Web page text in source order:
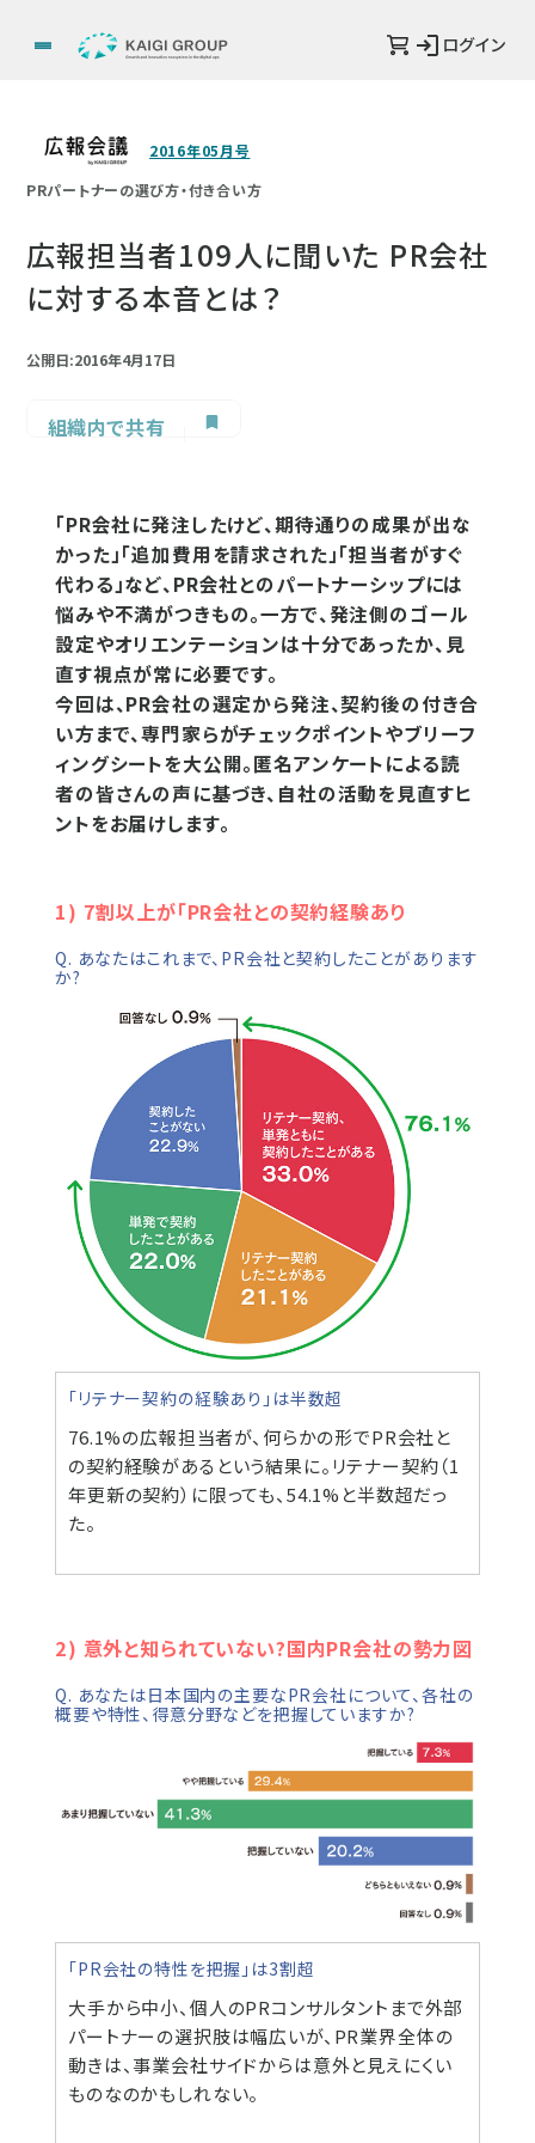
ログイン
2016年05月号
PRパートナーの選び方・付き合い方
広報担当者109人に聞いた PR会社
に対する本音とは？
公開日:2016年4月17日
組織内で共有
「PR会社に発注したけど、期待通りの成果が出な
かった」「追加費用を請求された」「担当者がすぐ
代わる」など、PR会社とのパートナーシップには
悩みや不満がつきもの。一方で、発注側のゴール
設定やオリエンテーションは十分であったか、見
直す視点が常に必要です。
今回は、PR会社の選定から発注、契約後の付き合
い方まで、専門家らがチェックポイントやブリーフ
ィングシートを大公開。匿名アンケートによる読
者の皆さんの声に基づき、自社の活動を見直すヒ
ントをお届けします。
1) 7割以上が「PR会社との契約経験あり
Q. あなたはこれまで、PR会社と契約したことがあります
か?
「リテナー契約の経験あり」は半数超
76.1%の広報担当者が、何らかの形でPR会社と
の契約経験があるという結果に。リテナー契約（1
年更新の契約）に限っても、54.1%と半数超だっ
た。
2) 意外と知られていない?国内PR会社の勢力図
Q. あなたは日本国内の主要なPR会社について、各社の
概要や特性、得意分野などを把握していますか?
「PR会社の特性を把握」は3割超
大手から中小、個人のPRコンサルタントまで外部
パートナーの選択肢は幅広いが、PR業界全体の
動きは、事業会社サイドからは意外と見えにくい
ものなのかもしれない。